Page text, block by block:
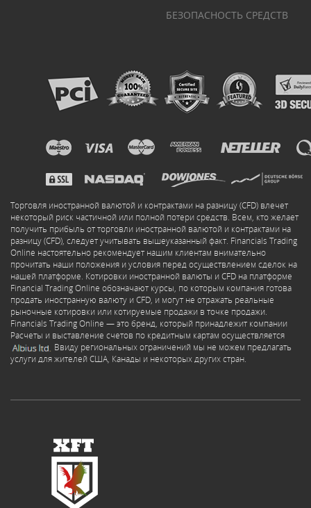
БЕЗОПАСНОСТЬ СРЕДСТВ
Торговля иностранной валютой и контрактами на разницу (CFD) влечет
некоторый риск частичной или полной потери средств. Всем, кто желает
получить прибыль от торговли иностранной валютой и контрактами на
разницу (CFD), следует учитывать вышеуказанный факт. Financials Trading
Online настоятельно рекомендует нашим клиентам внимательно
прочитать наши положения и условия перед осуществлением сделок на
нашей платформе. Котировки иностранной валюты и CFD на платформе
Financial Trading Online обозначают курсы, по которым компания готова
продать иностранную валюту и CFD, и могут не отражать реальные
рыночные котировки или котируемые продажи в точке продажи.
Financials Trading Online — это бренд, который принадлежит компании
Расчеты и выставление счетов по кредитным картам осуществляется
Ввиду региональных ограничений мы не можем предлагать
услуги для жителей США, Канады и некоторых других стран.